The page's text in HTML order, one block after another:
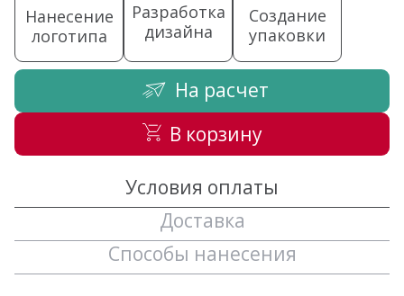
Нанесение
логотипа
Разработка
дизайна
Создание
упаковки
На расчет
В корзину
Условия оплаты
Доставка
Способы нанесения